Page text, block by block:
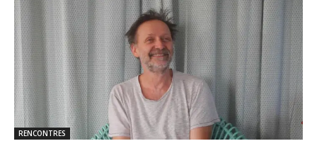
RENCONTRES